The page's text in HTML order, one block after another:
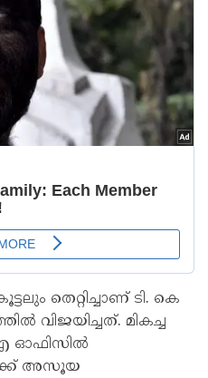
തെറ്റിച്ചാണ് ടി. കെ
വിജയിച്ചത്. മികച്ച
ഓഫിസിൽ
അസൂയ